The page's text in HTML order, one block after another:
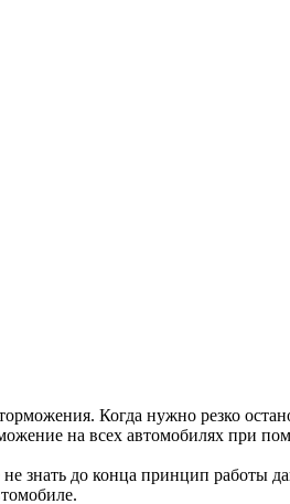
Когда нужно резко
на всех автомобилях при
до конца принцип работы